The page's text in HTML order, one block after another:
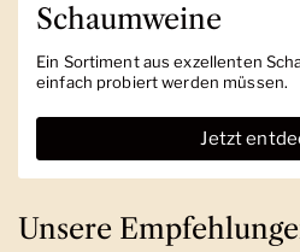
Schaumweine
Ein Sortiment aus exzellenten
einfach probiert werden müssen.
Jetzt
Unsere